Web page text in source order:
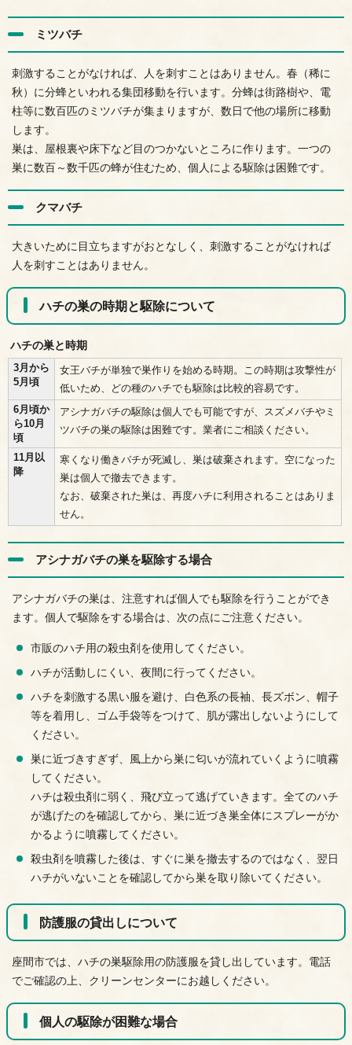
ミツバチ
刺激することがなければ、人を刺すことはありません。春（稀に
秋）に分蜂といわれる集団移動を行います。分蜂は街路樹や、電
柱等に数百匹のミツバチが集まりますが、数日で他の場所に移動
します。
巣は、屋根裏や床下など目のつかないところに作ります。一つの
巣に数百～数千匹の蜂が住むため、個人による駆除は困難です。
クマバチ
大きいために目立ちますがおとなしく、刺激することがなければ
人を刺すことはありません。
ハチの巣の時期と駆除について
ハチの巣と時期
3月から
5月頃
女王バチが単独で巣作りを始める時期。この時期は攻撃性が
低いため、どの種のハチでも駆除は比較的容易です。
6月頃か
ら10月
頃
アシナガバチの駆除は個人でも可能ですが、スズメバチやミ
ツバチの巣の駆除は困難です。業者にご相談ください。
11月以
降
寒くなり働きバチが死滅し、巣は破棄されます。空になった
巣は個人で撤去できます。
なお、破棄された巣は、再度ハチに利用されることはありま
せん。
アシナガバチの巣を駆除する場合
アシナガバチの巣は、注意すれば個人でも駆除を行うことができ
ます。個人で駆除をする場合は、次の点にご注意ください。
市販のハチ用の殺虫剤を使用してください。
ハチが活動しにくい、夜間に行ってください。
ハチを刺激する黒い服を避け、白色系の長袖、長ズボン、帽子
等を着用し、ゴム手袋等をつけて、肌が露出しないようにして
ください。
巣に近づきすぎず、風上から巣に匂いが流れていくように噴霧
してください。
ハチは殺虫剤に弱く、飛び立って逃げていきます。全てのハチ
が逃げたのを確認してから、巣に近づき巣全体にスプレーがか
かるように噴霧してください。
殺虫剤を噴霧した後は、すぐに巣を撤去するのではなく、翌日
ハチがいないことを確認してから巣を取り除いてください。
防護服の貸出しについて
座間市では、ハチの巣駆除用の防護服を貸し出しています。電話
でご確認の上、クリーンセンターにお越しください。
個人の駆除が困難な場合